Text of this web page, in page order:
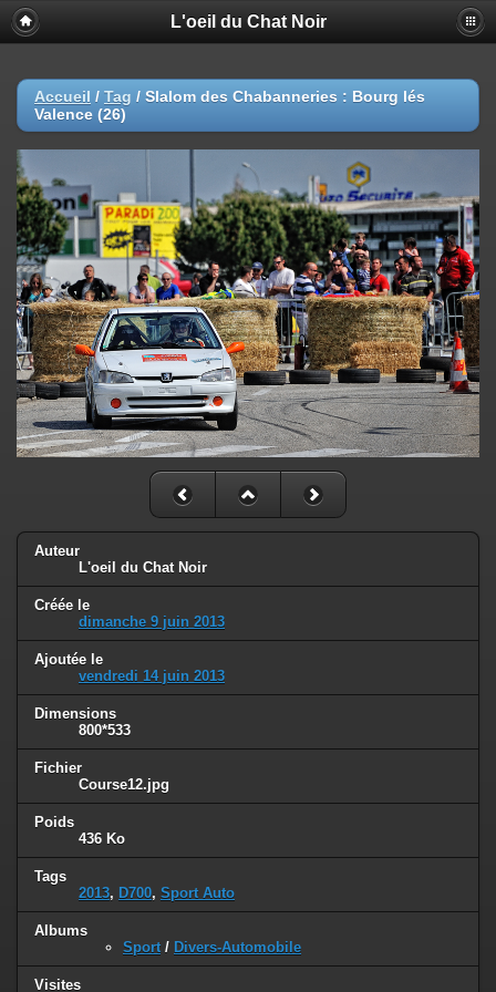
L'oeil du Chat Noir
Accueil / Tag / Slalom des Chabanneries : Bourg lés
Valence (26)
Auteur
L'oeil du Chat Noir
Créée le
dimanche 9 juin 2013
Ajoutée le
vendredi 14 juin 2013
Dimensions
800*533
Fichier
Course12.jpg
Poids
436 Ko
Tags
2013, D700, Sport Auto
Albums
Sport / Divers-Automobile
Visites